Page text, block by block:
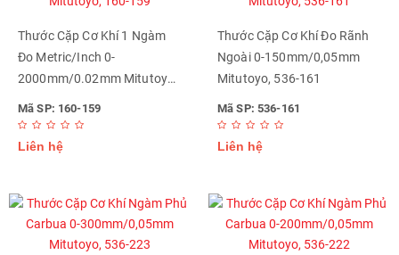
Thước Cặp Cơ Khí 1 Ngàm
Đo Metric/Inch 0-
2000mm/0.02mm Mitutoyo,
160-159
Mã SP: 160-159
Liên hệ
Thước Cặp Cơ Khí Đo Rãnh
Ngoài 0-150mm/0,05mm
Mitutoyo, 536-161
Mã SP: 536-161
Liên hệ